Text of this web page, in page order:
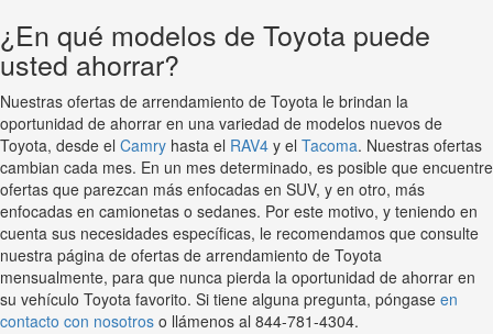
¿En qué modelos de Toyota puede
usted ahorrar?
Nuestras ofertas de arrendamiento de Toyota le brindan la
oportunidad de ahorrar en una variedad de modelos nuevos de
Toyota, desde el Camry hasta el RAV4 y el Tacoma. Nuestras ofertas
cambian cada mes. En un mes determinado, es posible que encuentre
ofertas que parezcan más enfocadas en SUV, y en otro, más
enfocadas en camionetas o sedanes. Por este motivo, y teniendo en
cuenta sus necesidades específicas, le recomendamos que consulte
nuestra página de ofertas de arrendamiento de Toyota
mensualmente, para que nunca pierda la oportunidad de ahorrar en
su vehículo Toyota favorito. Si tiene alguna pregunta, póngase en
contacto con nosotros o llámenos al 844-781-4304.